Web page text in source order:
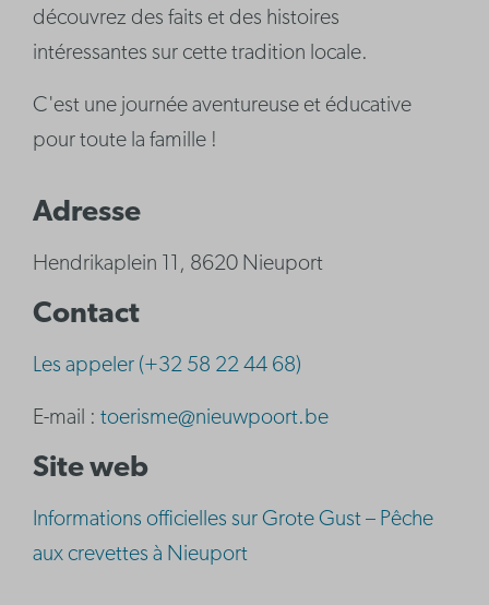
découvrez des faits et des histoires
intéressantes sur cette tradition locale.
C'est une journée aventureuse et éducative
pour toute la famille !
Adresse
Hendrikaplein 11, 8620 Nieuport
Contact
Les appeler (+32 58 22 44 68)
E-mail :toerisme@nieuwpoort.be
Site web
Informations officielles sur Grote Gust – Pêche
aux crevettes à Nieuport